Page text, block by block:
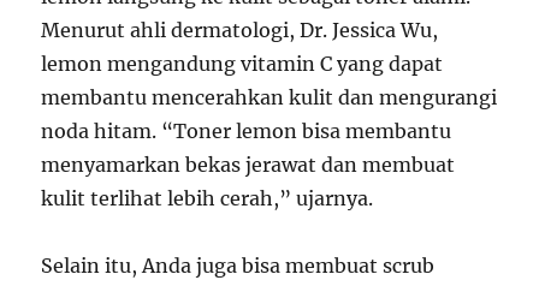
Menurut ahli dermatologi, Dr. Jessica Wu,
lemon mengandung vitamin C yang dapat
membantu mencerahkan kulit dan mengurangi
noda hitam. “Toner lemon bisa membantu
menyamarkan bekas jerawat dan membuat
kulit terlihat lebih cerah,” ujarnya.
Selain itu, Anda juga bisa membuat scrub